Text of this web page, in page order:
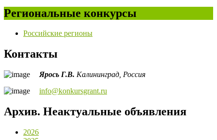
Региональные конкурсы
Российские регионы
Контакты
Ярось Г.В. Калининград, Россия
info@konkursgrant.ru
Архив. Неактуальные объявления
2026